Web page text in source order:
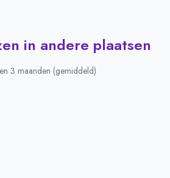
in andere plaatsen
3 maanden (gemiddeld)